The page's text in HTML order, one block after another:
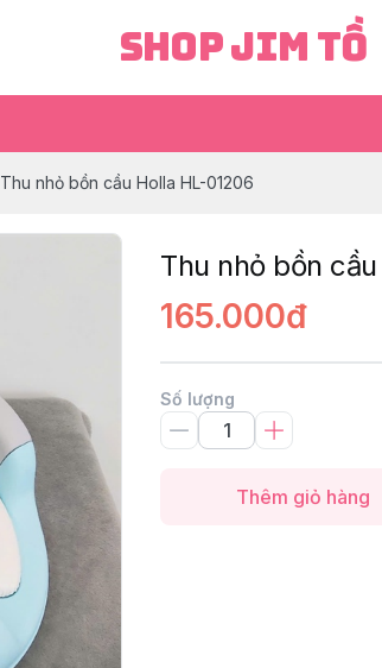
Shop Jim Tồ
Thu nhỏ bồn cầu Holla HL-01206
Thu nhỏ bồn
165.000đ
Số lượng
Thêm giỏ hàng